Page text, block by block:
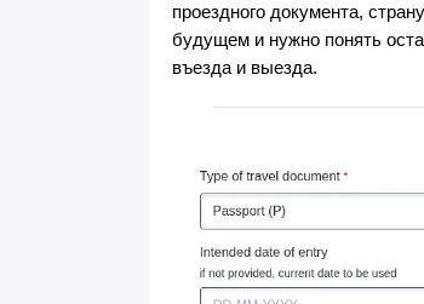
проездного документа,
будущем и нужно понять
въезда и выезда.